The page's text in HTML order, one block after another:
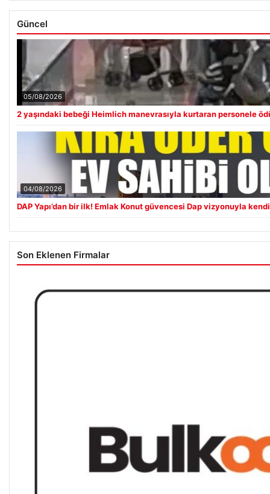
Güncel
05/08/2026
2 yaşındaki bebeği Heimlich manevrasıyla kurtaran personele
04/08/2026
DAP Yapı’dan bir ilk! Emlak Konut güvencesi Dap vizyonuyla
Son Eklenen Firmalar